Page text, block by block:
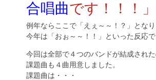
合唱曲です！！！」
例年ならここで「えぇ～～！？」とな
今年は「おぉ～～！！」といった反応で
今回は全部で４つのバンドが結成された
課題曲も４曲用意しました。
課題曲は・・・